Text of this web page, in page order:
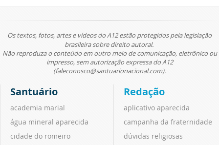
Os textos, fotos, artes e vídeos do A12 estão protegidos pela legislação
brasileira sobre direito autoral.
Não reproduza o conteúdo em outro meio de comunicação, eletrônico ou
impresso, sem autorização expressa do A12
(faleconosco@santuarionacional.com).
Santuário
academia marial
água mineral aparecida
cidade do romeiro
Redação
aplicativo aparecida
campanha da fraternidade
dúvidas religiosas